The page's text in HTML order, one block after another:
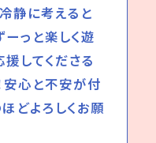
静に考えると
っと楽しく遊
してくださる
安心と不安が付
どよろしくお願